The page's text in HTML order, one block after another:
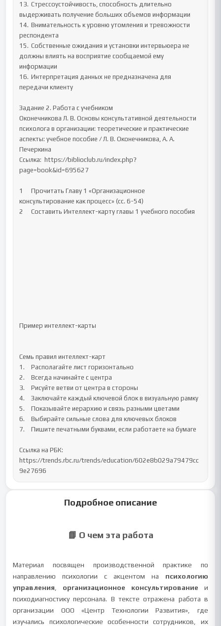
13.	Стрессоустойчивость, способность длительно
выдерживать получение больших объемов информации
14.	Внимательность к уровню утомления и тревожности
респондента
15.	Собственные ожидания и установки интервьюера не
должны влиять на восприятие сообщаемой ему
информации
16.	Интерпретация данных не предназначена для
передачи клиенту
Задание 2. Работа с учебником
Оконечникова Л. В. Основы консультативной деятельности
психолога в организации: теоретические и практические
аспекты: учебное пособие / Л. В. Оконечникова, А. А.
Печеркина
Ссылка:  https://biblioclub.ru/index.php?
page=book&id=695627
1	Прочитать Главу 1 «Организационное
консультирование как процесс» (сс. 6-54)
2	Составить Интеллект-карту главы 1 учебного пособия
Пример интеллект-карты
Семь правил интеллект-карт
1.	Располагайте лист горизонтально
2.	Всегда начинайте с центра
3.	Рисуйте ветви от центра в стороны
4.	Заключайте каждый ключевой блок в визуальную рамку
5.	Показывайте иерархию и связь разными цветами
6.	Выбирайте сильные слова для ключевых блоков
7.	Пишите печатными буквами, если работаете на бумаге
Ссылка на РБК:
https://trends.rbc.ru/trends/education/602e8b029a79479cc
9e27696
Подробное описание
📘 О чем эта работа
Материал посвящен производственной практике по
направлению психологии с акцентом на психологию
управления
организационное консультирование и
психодиагностику персонала. В тексте отражена работа в
организации ООО «Центр Технологии Развития», где
изучались психологические особенности сотрудников, их